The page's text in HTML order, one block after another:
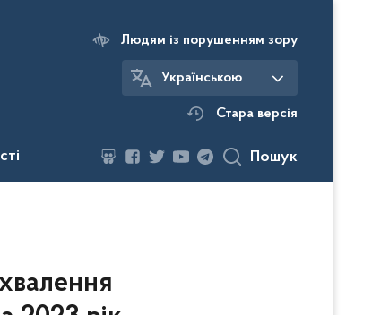
Людям із порушенням зору
Українською
Стара версія
Пошук